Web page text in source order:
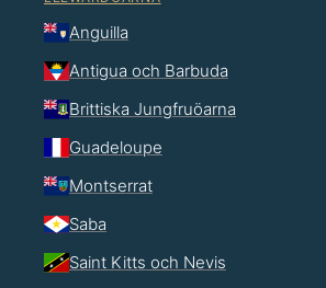
Anguilla
Antigua och Barbuda
Brittiska Jungfruöarna
Guadeloupe
Montserrat
Saba
Saint Kitts och Nevis